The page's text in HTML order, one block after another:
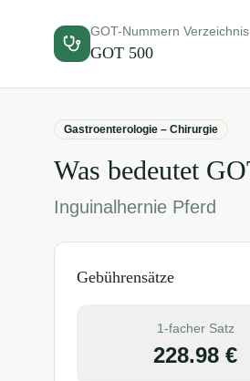
GOT-Nummern Verzeichnis
GOT 500
Gastroenterologie – Chirurgie
Was bedeutet
Inguinalhernie Pferd
Gebührensätze
1-facher Satz
228.98 €